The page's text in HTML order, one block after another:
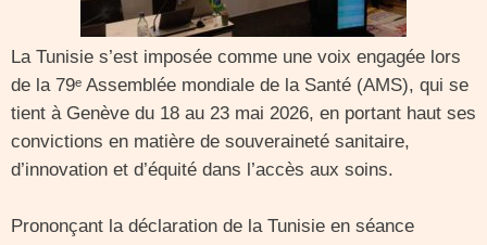
La Tunisie s’est imposée comme une voix engagée lors
de la 79ᵉ Assemblée mondiale de la Santé (AMS), qui se
tient à Genève du 18 au 23 mai 2026, en portant haut ses
convictions en matière de souveraineté sanitaire,
d’innovation et d’équité dans l’accès aux soins.
Prononçant la déclaration de la Tunisie en séance